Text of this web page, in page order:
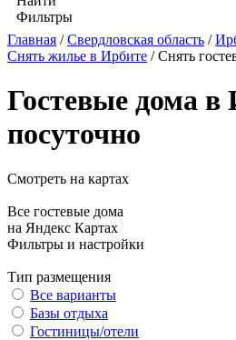
Фильтры
Главная /Свердловская область /
Снять жилье в Ирбите / Снять
Гостевые дома в
посуточно
Смотреть на картах
Все гостевые дома
на Яндекс Картах
Фильтры и настройки
Тип размещения
Все варианты
Базы отдыха
Гостиницы/отели